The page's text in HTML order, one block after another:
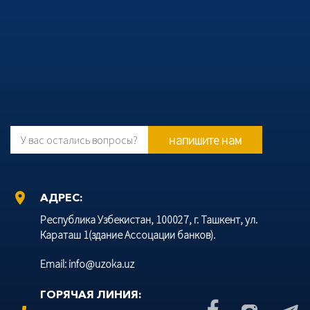
У вас остались вопросы? напишите нам
location_on
АДРЕС:
Республика Узбекистан, 100027, г. Ташкент, ул.
Караташ 1(здание Ассоцации банков).
Email: info@uzoka.uz
ГОРЯЧАЯ ЛИНИЯ: